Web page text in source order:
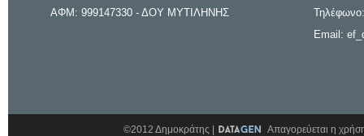
ΑΦΜ: 999147330 - ΔΟΥ ΜΥΤΙΛΗΝΗΣ
Email:
©2012 Δημοκράτης | Απαγορεύεται η